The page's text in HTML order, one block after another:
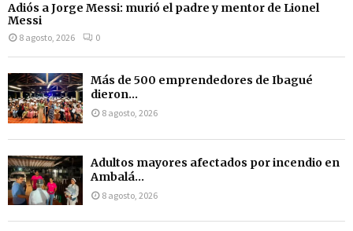
Adiós a Jorge Messi: murió el padre y mentor de Lionel
Messi
8 agosto, 2026 0
Más de 500 emprendedores de Ibagué
dieron...
8 agosto, 2026
Adultos mayores afectados por incendio en
Ambalá...
8 agosto, 2026